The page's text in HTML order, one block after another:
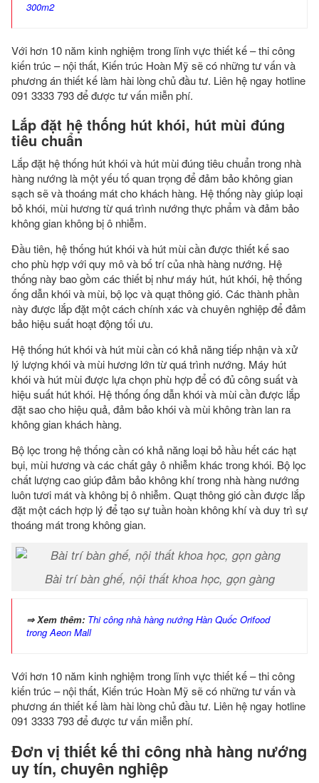
300m2
Với hơn 10 năm kinh nghiệm trong lĩnh vực thiết kế – thi công
kiến trúc – nội thất, Kiến trúc Hoàn Mỹ sẽ có những tư vấn và
phương án thiết kế làm hài lòng chủ đầu tư. Liên hệ ngay hotline
091 3333 793 để được tư vấn miễn phí.
Lắp đặt hệ thống hút khói, hút mùi đúng
tiêu chuẩn
Lắp đặt hệ thống hút khói và hút mùi đúng tiêu chuẩn trong nhà
hàng nướng là một yếu tố quan trọng để đảm bảo không gian
sạch sẽ và thoáng mát cho khách hàng. Hệ thống này giúp loại
bỏ khói, mùi hương từ quá trình nướng thực phẩm và đảm bảo
không gian không bị ô nhiễm.
Đầu tiên, hệ thống hút khói và hút mùi cần được thiết kế sao
cho phù hợp với quy mô và bố trí của nhà hàng nướng. Hệ
thống này bao gồm các thiết bị như máy hút, hút khói, hệ thống
ống dẫn khói và mùi, bộ lọc và quạt thông gió. Các thành phần
này được lắp đặt một cách chính xác và chuyên nghiệp để đảm
bảo hiệu suất hoạt động tối ưu.
Hệ thống hút khói và hút mùi cần có khả năng tiếp nhận và xử
lý lượng khói và mùi hương lớn từ quá trình nướng. Máy hút
khói và hút mùi được lựa chọn phù hợp để có đủ công suất và
hiệu suất hút khói. Hệ thống ống dẫn khói và mùi cần được lắp
đặt sao cho hiệu quả, đảm bảo khói và mùi không tràn lan ra
không gian khách hàng.
Bộ lọc trong hệ thống cần có khả năng loại bỏ hầu hết các hạt
bụi, mùi hương và các chất gây ô nhiễm khác trong khói. Bộ lọc
chất lượng cao giúp đảm bảo không khí trong nhà hàng nướng
luôn tươi mát và không bị ô nhiễm. Quạt thông gió cần được lắp
đặt một cách hợp lý để tạo sự tuần hoàn không khí và duy trì sự
thoáng mát trong không gian.
Bài trí bàn ghế, nội thất khoa học, gọn gàng
⇒ Xem thêm: Thi công nhà hàng nướng Hàn Quốc Orifood
trong Aeon Mall
Với hơn 10 năm kinh nghiệm trong lĩnh vực thiết kế – thi công
kiến trúc – nội thất, Kiến trúc Hoàn Mỹ sẽ có những tư vấn và
phương án thiết kế làm hài lòng chủ đầu tư. Liên hệ ngay hotline
091 3333 793 để được tư vấn miễn phí.
Đơn vị thiết kế thi công nhà hàng nướng
uy tín, chuyên nghiệp